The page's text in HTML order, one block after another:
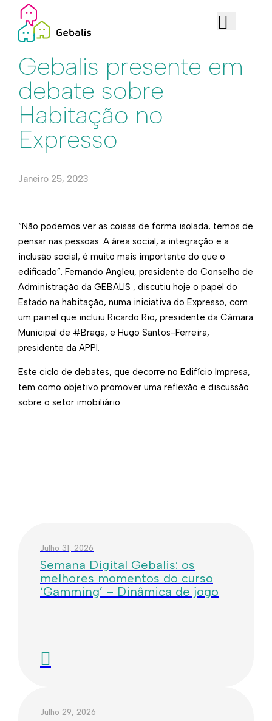
Institucional
Gebalis presente em
debate sobre
Habitação no
Expresso
Janeiro 25, 2023
“Não podemos ver as coisas de forma isolada, temos de
pensar nas pessoas. A área social, a integração e a
inclusão social, é muito mais importante do que o
edificado”. Fernando Angleu, presidente do Conselho de
Administração da GEBALIS , discutiu hoje o papel do
Estado na habitação, numa iniciativa do Expresso, com
um painel que incluiu Ricardo Rio, presidente da Câmara
Municipal de #Braga, e Hugo Santos-Ferreira,
presidente da APPI.
Este ciclo de debates, que decorre no Edifício Impresa,
tem como objetivo promover uma reflexão e discussão
sobre o setor imobiliário
Julho 31, 2026
Semana Digital Gebalis: os
melhores momentos do curso
‘Gamming’ – Dinâmica de jogo
Julho 29, 2026